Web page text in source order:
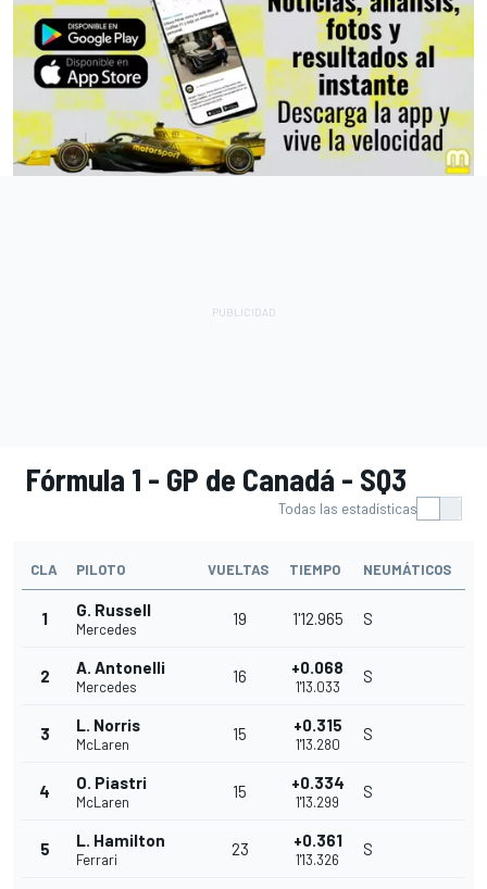
Fórmula 1 - GP de Canadá - SQ3
Todas las estadísticas
CLA PILOTO VUELTAS TIEMPO NEUMÁTICOS
1 G. Russell
Mercedes
19 1'12.965 S
2 A. Antonelli
Mercedes
16 +0.068
1'13.033
S
3 L. Norris
McLaren
15 +0.315
1'13.280
S
4 O. Piastri
McLaren
15 +0.334
1'13.299
S
5 L. Hamilton
Ferrari
23 +0.361
1'13.326
S